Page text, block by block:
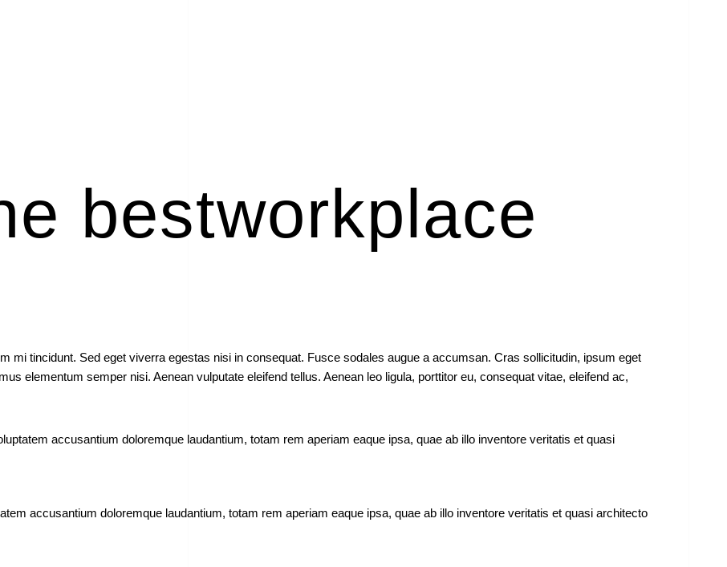
bestworkplace
mi tincidunt. Sed eget viverra egestas nisi in consequat. Fusce sodales augue a accumsan. Cras sollicitudin, ipsum eget
elementum semper nisi. Aenean vulputate eleifend tellus. Aenean leo ligula, porttitor eu, consequat vitae, eleifend ac,
accusantium doloremque laudantium, totam rem aperiam eaque ipsa, quae ab illo inventore veritatis et quasi
accusantium doloremque laudantium, totam rem aperiam eaque ipsa, quae ab illo inventore veritatis et quasi architecto